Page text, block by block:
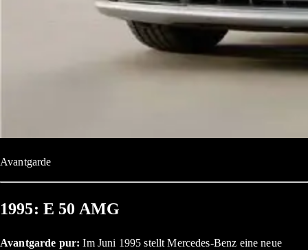
Avantgarde
1995: E 50 AMG
Avantgarde pur: Im Juni 1995 stellt Mercedes-Benz eine neue